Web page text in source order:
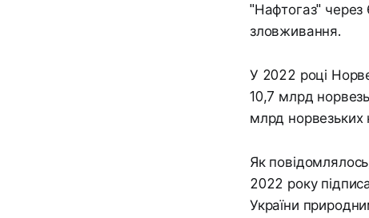
"Нафтогаз"
зловживання.
У 2022 році
10,7 млрд
млрд норвезьких
Як
2022 року
України